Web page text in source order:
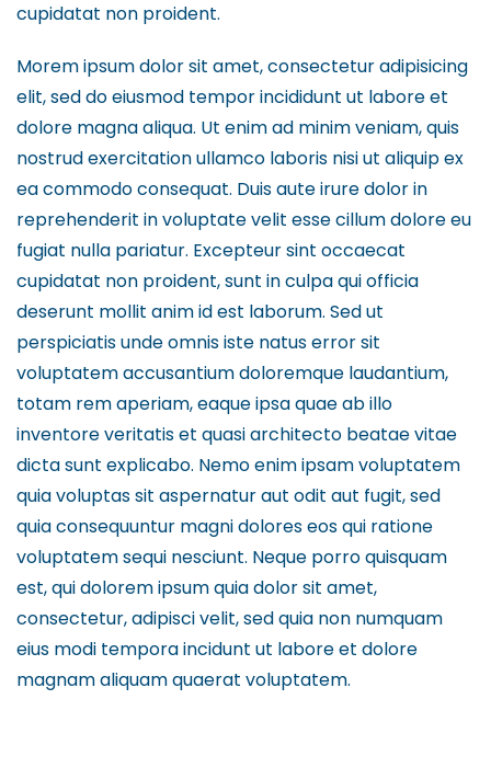
cupidatat non proident.
Morem ipsum dolor sit amet, consectetur adipisicing
elit, sed do eiusmod tempor incididunt ut labore et
dolore magna aliqua. Ut enim ad minim veniam, quis
nostrud exercitation ullamco laboris nisi ut aliquip ex
ea commodo consequat. Duis aute irure dolor in
reprehenderit in voluptate velit esse cillum dolore eu
fugiat nulla pariatur. Excepteur sint occaecat
cupidatat non proident, sunt in culpa qui officia
deserunt mollit anim id est laborum. Sed ut
perspiciatis unde omnis iste natus error sit
voluptatem accusantium doloremque laudantium,
totam rem aperiam, eaque ipsa quae ab illo
inventore veritatis et quasi architecto beatae vitae
dicta sunt explicabo. Nemo enim ipsam voluptatem
quia voluptas sit aspernatur aut odit aut fugit, sed
quia consequuntur magni dolores eos qui ratione
voluptatem sequi nesciunt. Neque porro quisquam
est, qui dolorem ipsum quia dolor sit amet,
consectetur, adipisci velit, sed quia non numquam
eius modi tempora incidunt ut labore et dolore
magnam aliquam quaerat voluptatem.